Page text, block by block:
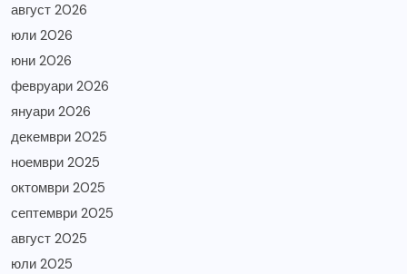
август 2026
юли 2026
юни 2026
февруари 2026
януари 2026
декември 2025
ноември 2025
октомври 2025
септември 2025
август 2025
юли 2025